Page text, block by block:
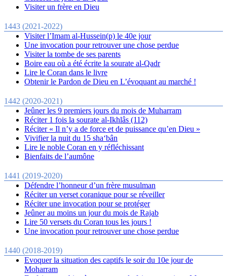
Visiter un frère en Dieu
1443 (2021-2022)
Visiter l’Imam al-Hussein(p) le 40e jour
Une invocation pour retrouver une chose perdue
Visiter la tombe de ses parents
Boire eau où a été écrite la sourate al-Qadr
Lire le Coran dans le livre
Obtenir le Pardon de Dieu en L’évoquant au marché !
1442 (2020-2021)
Jeûner les 9 premiers jours du mois de Muharram
Réciter 1 fois la sourate al-Ikhlâs (112)
Réciter « Il n’y a de force et de puissance qu’en Dieu »
Vivifier la nuit du 15 sha‘bân
Lire le noble Coran en y réfléchissant
Bienfaits de l’aumône
1441 (2019-2020)
Défendre l’honneur d’un frère musulman
Réciter un verset coranique pour se réveiller
Réciter une invocation pour se protéger
Jeûner au moins un jour du mois de Rajab
Lire 50 versets du Coran tous les jours !
Une invocation pour retrouver une chose perdue
1440 (2018-2019)
Evoquer la situation des captifs le soir du 10e jour de
Moharram